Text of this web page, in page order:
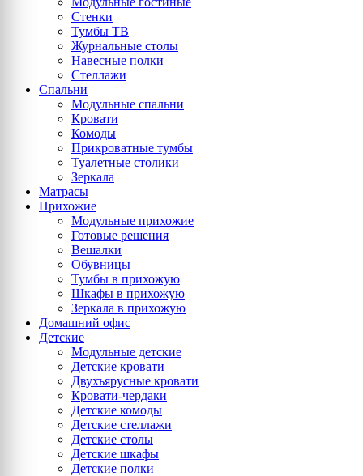
Стенки
Тумбы ТВ
Журнальные столы
Навесные полки
Стеллажи
Спальни
Модульные спальни
Кровати
Комоды
Прикроватные тумбы
Туалетные столики
Зеркала
Матрасы
Прихожие
Модульные прихожие
Готовые решения
Вешалки
Обувницы
Тумбы в прихожую
Шкафы в прихожую
Зеркала в прихожую
Домашний офис
Детские
Модульные детские
Детские кровати
Двухъярусные кровати
Кровати-чердаки
Детские комоды
Детские стеллажи
Детские столы
Детские шкафы
Детские полки